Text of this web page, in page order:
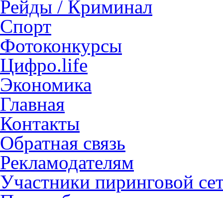
Рейды / Криминал
Спорт
Фотоконкурсы
Цифро.life
Экономика
Главная
Контакты
Обратная связь
Рекламодателям
Участники пиринговой